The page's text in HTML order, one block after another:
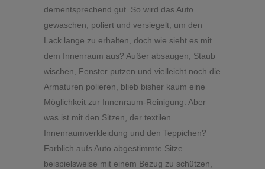
dementsprechend gut. So wird das Auto
gewaschen, poliert und versiegelt, um den
Lack lange zu erhalten, doch wie sieht es mit
dem Innenraum aus? Außer absaugen, Staub
wischen, Fenster putzen und vielleicht noch die
Armaturen polieren, blieb bisher kaum eine
Möglichkeit zur Innenraum-Reinigung. Aber
was ist mit den Sitzen, der textilen
Innenraumverkleidung und den Teppichen?
Farblich aufs Auto abgestimmte Sitze
beispielsweise mit einem Bezug zu schützen,